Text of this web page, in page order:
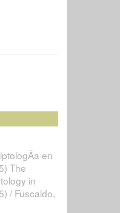
en
The
in
/ Fuscaldo,